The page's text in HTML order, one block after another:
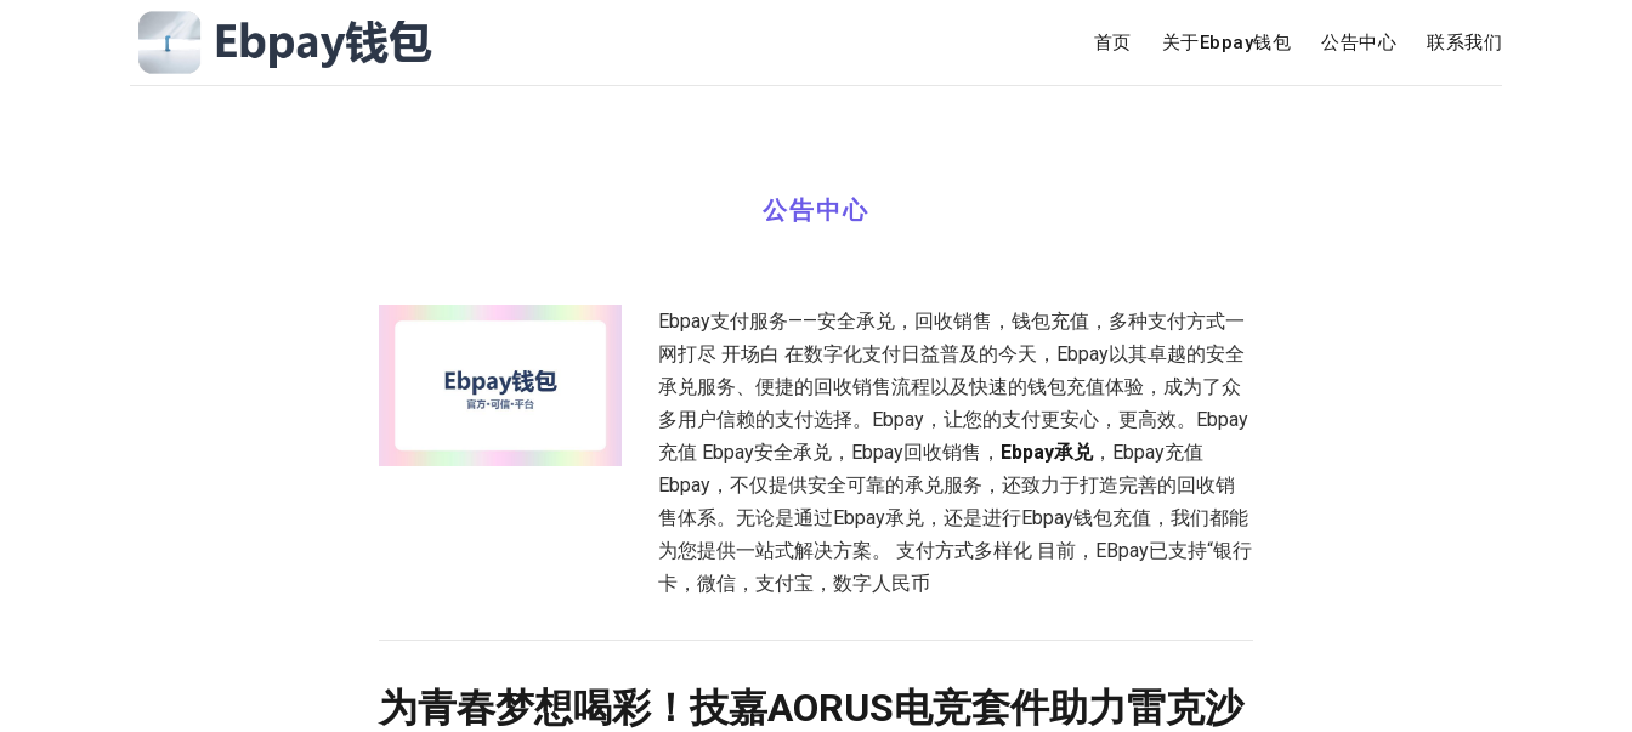
首页 关于Ebpay钱包 公告中心 联系我们
公告中心
Ebpay支付服务——安全承兑，回收销售，钱包充值，多种支付方式一
网打尽 开场白 在数字化支付日益普及的今天，Ebpay以其卓越的安全
承兑服务、便捷的回收销售流程以及快速的钱包充值体验，成为了众
多用户信赖的支付选择。Ebpay，让您的支付更安心，更高效。Ebpay
充值 Ebpay安全承兑，Ebpay回收销售， Ebpay承兑，Ebpay充值
Ebpay，不仅提供安全可靠的承兑服务，还致力于打造完善的回收销
售体系。无论是通过Ebpay承兑，还是进行Ebpay钱包充值，我们都能
为您提供一站式解决方案。 支付方式多样化 目前，EBpay已支持“银行
卡，微信，支付宝，数字人民币
为青春梦想喝彩！技嘉AORUS电竞套件助力雷克沙